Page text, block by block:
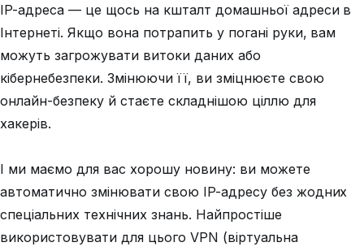
IP-адреса — це щось на кшталт домашньої адреси в
Інтернеті. Якщо вона потрапить у погані руки, вам
можуть загрожувати витоки даних або
кібернебезпеки. Змінюючи її, ви зміцнюєте свою
онлайн-безпеку й стаєте складнішою ціллю для
хакерів.
І ми маємо для вас хорошу новину: ви можете
автоматично змінювати свою IP-адресу без жодних
спеціальних технічних знань. Найпростіше
використовувати для цього VPN (віртуальна